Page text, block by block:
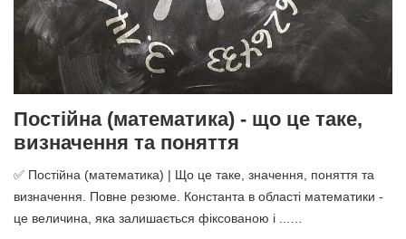
Постійна (математика) - що це таке,
визначення та поняття
✅ Постійна (математика) | Що це таке, значення, поняття та
визначення. Повне резюме. Константа в області математики -
це величина, яка залишається фіксованою і ...…